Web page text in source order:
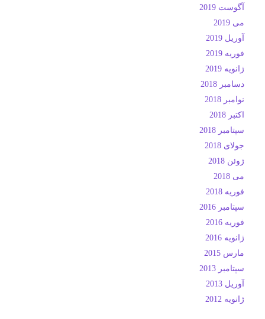
آگوست 2019
می 2019
آوریل 2019
فوریه 2019
ژانویه 2019
دسامبر 2018
نوامبر 2018
اکتبر 2018
سپتامبر 2018
جولای 2018
ژوئن 2018
می 2018
فوریه 2018
سپتامبر 2016
فوریه 2016
ژانویه 2016
مارس 2015
سپتامبر 2013
آوریل 2013
ژانویه 2012